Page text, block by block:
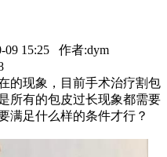
09 15:25 作者:dym
现象，目前手术治疗割包
所有的包皮过长现象都需要
满足什么样的条件才行？